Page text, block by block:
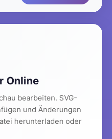
Online
bearbeiten. SVG-
und Änderungen
herunterladen oder